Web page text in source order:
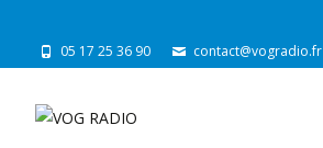
05 17 25 36 90 contact@vogradio.fr